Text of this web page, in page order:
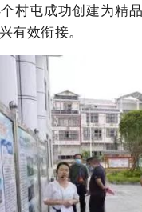
村屯成功创建为精
有效衔接。